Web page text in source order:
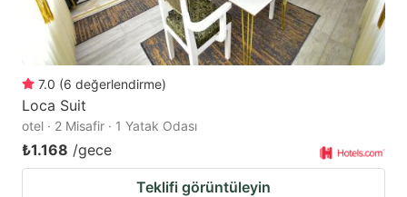
7.0 (6 değerlendirme)
Loca Suit
otel · 2 Misafir · 1 Yatak Odası
₺1.168 /gece
Teklifi görüntüleyin